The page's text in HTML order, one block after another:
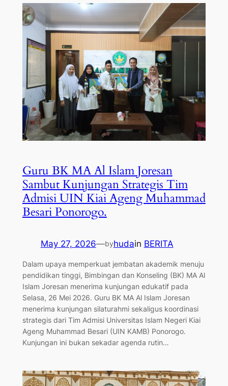
Guru BK MA Al Islam Joresan
Sambut Kunjungan Strategis Tim
Admisi UIN Kiai Ageng Muhammad
Besari Ponorogo.
May 27, 2026—byhudain BERITA
​Dalam upaya memperkuat jembatan akademik menuju
pendidikan tinggi, Bimbingan dan Konseling (BK) MA Al
Islam Joresan menerima kunjungan edukatif pada
Selasa, 26 Mei 2026. Guru BK MA Al Islam Joresan
menerima kunjungan silaturahmi sekaligus koordinasi
strategis dari Tim Admisi Universitas Islam Negeri Kiai
Ageng Muhammad Besari (UIN KAMB) Ponorogo. ​
Kunjungan ini bukan sekadar agenda rutin…